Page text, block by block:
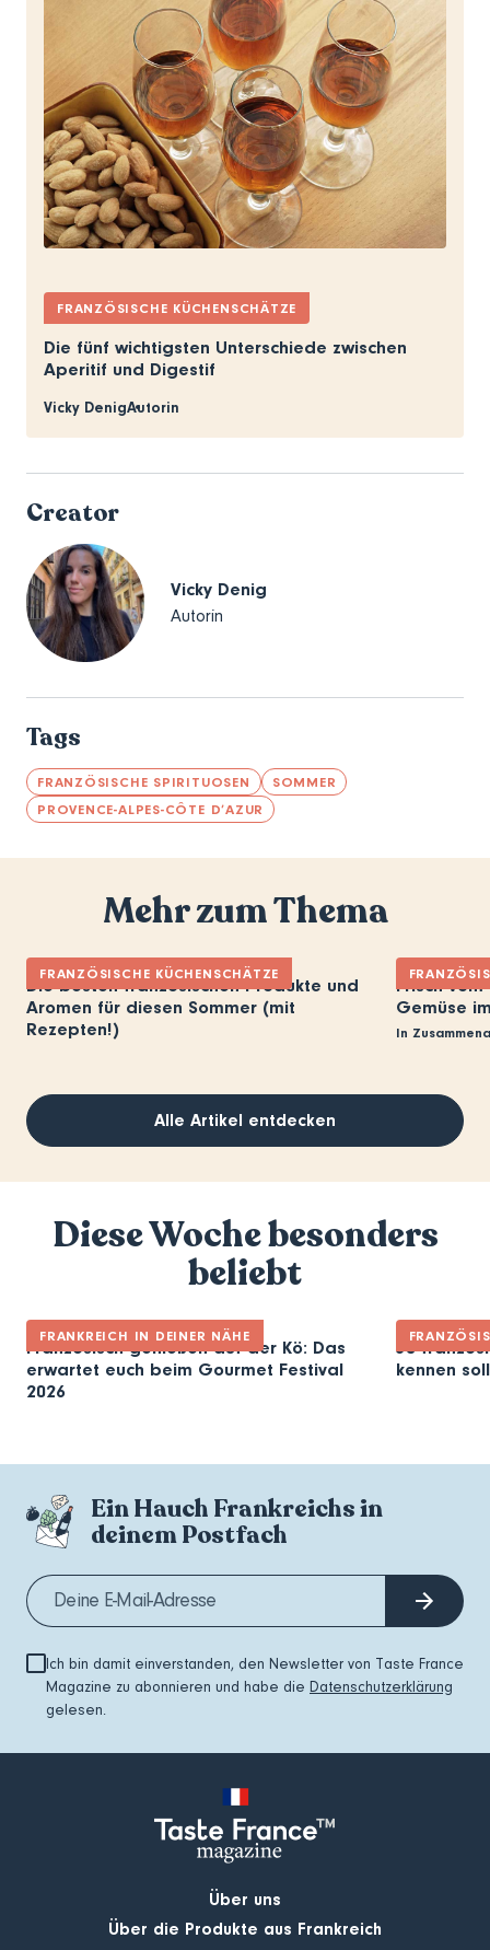
FRANZÖSISCHE KÜCHENSCHÄTZE
Die fünf wichtigsten Unterschiede zwischen
Aperitif und Digestif
Vicky DenigAutorin
Creator
Vicky Denig
Autorin
Tags
FRANZÖSISCHE SPIRITUOSEN
SOMMER
PROVENCE-ALPES-CÔTE D’AZUR
Mehr zum Thema
FRANZÖSISCHE KÜCHENSCHÄTZE
Die besten französischen Produkte und
Aromen für diesen Sommer (mit
Rezepten!)
Frisch
Gemüse
In
Alle Artikel entdecken
Diese Woche besonders
beliebt
FRANKREICH IN DEINER NÄHE
Französisch genießen auf der Kö: Das
erwartet euch beim Gourmet Festival
2026
30
kennen
Ein Hauch Frankreichs in
deinem Postfach
Ich bin damit einverstanden, den Newsletter von Taste France
Magazine zu abonnieren und habe die Datenschutzerklärung
gelesen.
Über uns
Über die Produkte aus Frankreich